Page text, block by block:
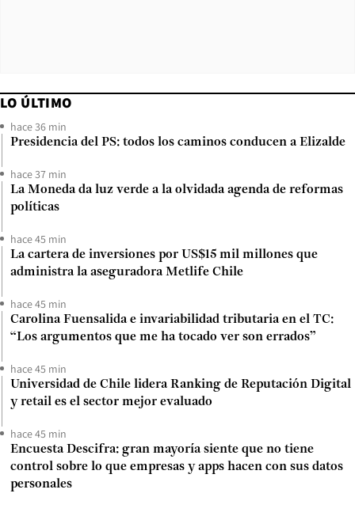
LO ÚLTIMO
hace 36 min
Presidencia del PS: todos los caminos conducen a Elizalde
hace 37 min
La Moneda da luz verde a la olvidada agenda de reformas
políticas
hace 45 min
La cartera de inversiones por US$15 mil millones que
administra la aseguradora Metlife Chile
hace 45 min
Carolina Fuensalida e invariabilidad tributaria en el TC:
“Los argumentos que me ha tocado ver son errados”
hace 45 min
Universidad de Chile lidera Ranking de Reputación Digital
y retail es el sector mejor evaluado
hace 45 min
Encuesta Descifra: gran mayoría siente que no tiene
control sobre lo que empresas y apps hacen con sus datos
personales